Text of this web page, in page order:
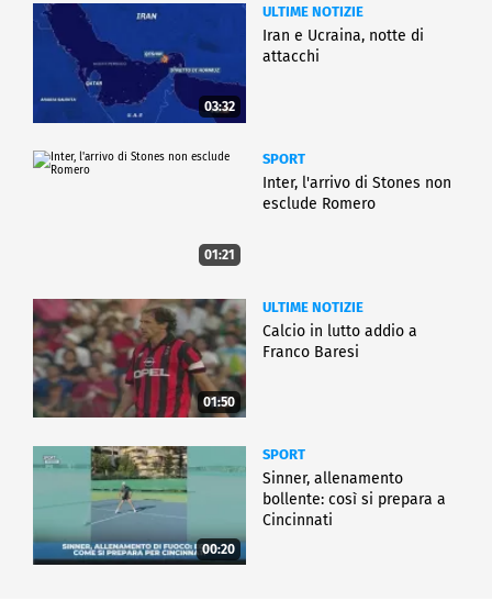
03:32
ULTIME NOTIZIE
Iran e Ucraina, notte di
attacchi
01:21
SPORT
Inter, l'arrivo di Stones non
esclude Romero
01:50
ULTIME NOTIZIE
Calcio in lutto addio a
Franco Baresi
00:20
SPORT
Sinner, allenamento
bollente: così si prepara a
Cincinnati